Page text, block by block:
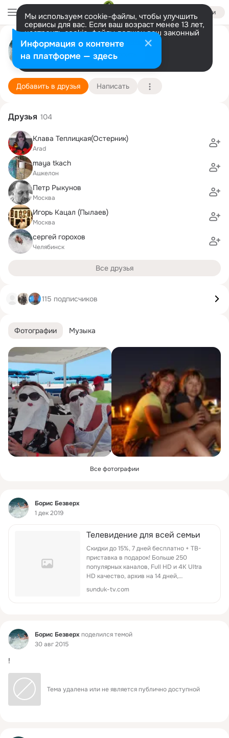
Войти
Мы используем cookie-файлы, чтобы улучшить
сервисы для вас. Если ваш возраст менее 13 лет,
настроить cookie-файлы должен ваш законный
представитель. Больше информации
Разрешить все Настроить
Борис Безверх
Sehnde 22 сентября Подробнее
Добавить в друзья Написать
Фотографии Музыка
Все фотографии
Фид
Борис Безверх
1 дек 2019
Телевидение для всей семьи
Скидки до 15%, 7 дней бесплатно + ТВ-
приставка в подарок! Больше 250
популярных каналов, Full HD и 4K Ultra
HD качество, архив на 14 дней,
видеотека.
sunduk-tv.com
Фид Борис Безверхподелился темой
30 авг 2015
!
Тема удалена или не является публично доступной
Друзья 104
Клава Теплицкая(Остерник)
Arad
maya tkach
Ашкелон
Петр Рыкунов
Москва
Игорь Кацал (Пылаев)
Москва
сергей горохов
Челябинск
Все друзья
115 подписчиков
Информация о контенте
на платформе — здесь